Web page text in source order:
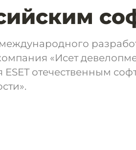
«Исет
отечественным